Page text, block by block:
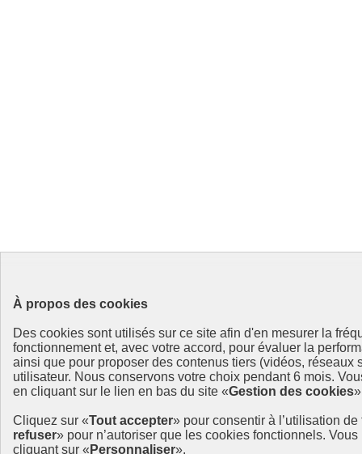
À propos des cookies
Des cookies sont utilisés sur ce site afin d'en mesurer la
fonctionnement et, avec votre accord, pour évaluer la
ainsi que pour proposer des contenus tiers (vidéos, réseaux
utilisateur. Nous conservons votre choix pendant 6 mois.
en cliquant sur le lien en bas du site «Gestion des cookies
Cliquez sur «Tout accepter» pour consentir à l’utilisation
refuser» pour n’autoriser que les cookies fonctionnels.
cliquant sur « Personnaliser».